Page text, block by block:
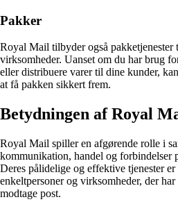
Pakker
Royal Mail tilbyder også pakketjenester
virksomheder. Uanset om du har brug
eller distribuere varer til dine kunder,
at få pakken sikkert frem.
Betydningen af Royal
Royal Mail spiller en afgørende rolle i
kommunikation, handel og forbindelser
Deres pålidelige og effektive tjenester
enkeltpersoner og virksomheder, der
modtage post.